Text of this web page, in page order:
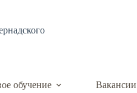
обучение Вакансии